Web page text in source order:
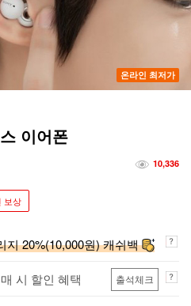
온라인 최저가
이어폰
10,336
보상
지 20%(10,000원) 캐쉬백
시 할인 혜택 출석체크